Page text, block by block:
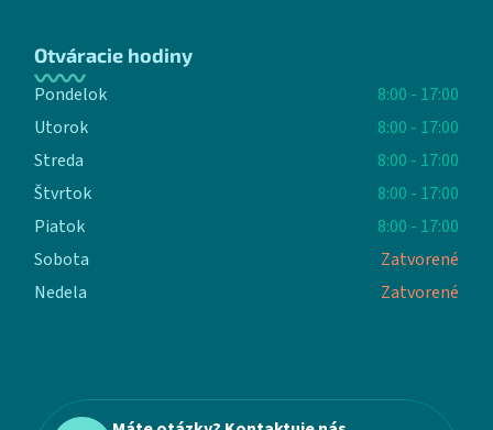
Otváracie hodiny
Pondelok
8:00 - 17:00
Utorok
8:00 - 17:00
Streda
8:00 - 17:00
Štvrtok
8:00 - 17:00
Piatok
8:00 - 17:00
Sobota
Zatvorené
Nedela
Zatvorené